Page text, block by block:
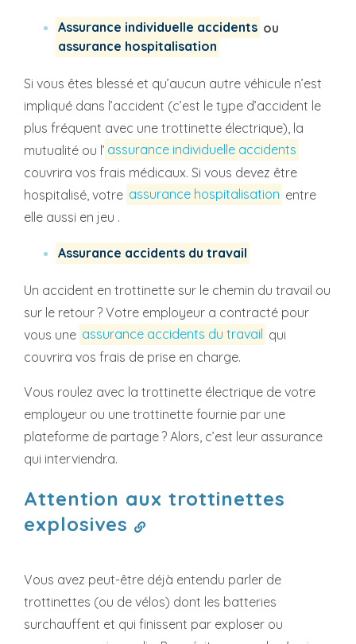
Assurance individuelle accidents ou
assurance hospitalisation
Si vous êtes blessé et qu’aucun autre véhicule n’est
impliqué dans l’accident (c’est le type d’accident le
plus fréquent avec une trottinette électrique), la
mutualité ou l’ assurance individuelle accidents
couvrira vos frais médicaux. Si vous devez être
hospitalisé, votre assurance hospitalisation entre
elle aussi en jeu .
Assurance accidents du travail
Un accident en trottinette sur le chemin du travail ou
sur le retour ? Votre employeur a contracté pour
vous une assurance accidents du travail qui
couvrira vos frais de prise en charge.
Vous roulez avec la trottinette électrique de votre
employeur ou une trottinette fournie par une
plateforme de partage ? Alors, c’est leur assurance
qui interviendra.
Attention aux trottinettes
explosives
Vous avez peut-être déjà entendu parler de
trottinettes (ou de vélos) dont les batteries
surchauffent et qui finissent par exploser ou